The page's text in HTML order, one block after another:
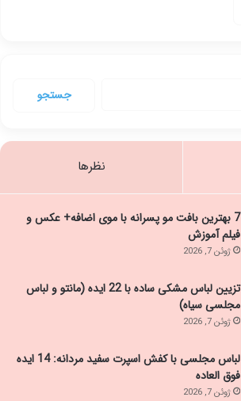
نظرها
7 بهترین بافت مو پسرانه با موی اضافه+ عکس و
فیلم آموزش
ژوئن 7, 2026
تزیین لباس مشکی ساده با 22 ایده (مانتو و لباس
مجلسی سیاه)
ژوئن 7, 2026
لباس مجلسی با کفش اسپرت سفید مردانه: 14 ایده
فوق العاده
ژوئن 7, 2026